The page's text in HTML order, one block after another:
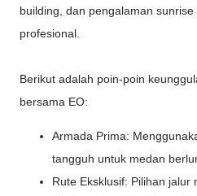
building, dan pengalaman
profesional.
Berikut adalah poin-poin
bersama EO:
Armada Prima:
tangguh untuk medan
Rute Eksklusif: Pilihan jalur